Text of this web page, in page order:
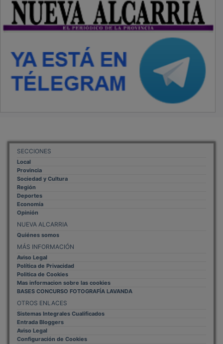
SECCIONES
Local
Provincia
Sociedad y Cultura
Región
Deportes
Economía
Opinión
NUEVA ALCARRIA
Quiénes somos
MÁS INFORMACIÓN
Aviso Legal
Política de Privacidad
Politica de Cookies
Mas informacion sobre las cookies
BASES CONCURSO FOTOGRAFÍA LAVANDA
Sistemas Integrales Cualificados
Entrada Bloggers
Aviso Legal
Configuración de Cookies
Empleo Trabajando.es